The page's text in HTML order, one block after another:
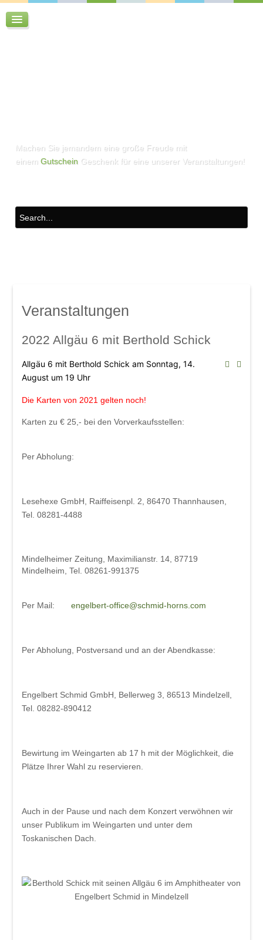
Machen Sie jemandem eine große Freude mit
einemGutschein Geschenk für eine unserer Veranstaltungen!
Galerien
Veranstaltungen
Heinrich del Core: Jetzt knommts
Münchner Theater für Kinder
Joy of Voice - The Greatest Hits
Herbstverkostung der Don Angel Weine
Buchung
Veranstaltungen
2022 Allgäu 6 mit Berthold Schick
Allgäu 6 mit Berthold Schick am Sonntag, 14.
August um 19 Uhr
Die Karten von 2021 gelten noch!
Karten zu € 25,- bei den Vorverkaufsstellen:
Per Abholung:
Lesehexe GmbH, Raiffeisenpl. 2, 86470 Thannhausen,
Tel. 08281-4488
Mindelheimer Zeitung, Maximilianstr. 14, 87719
Mindelheim, Tel. 08261-991375
Per Mail: engelbert-office@schmid-horns.com
Per Abholung, Postversand und an der Abendkasse:
Engelbert Schmid GmbH, Bellerweg 3, 86513 Mindelzell,
Tel. 08282-890412
Bewirtung im Weingarten ab 17 h mit der Möglichkeit, die
Plätze Ihrer Wahl zu reservieren.
Auch in der Pause und nach dem Konzertverwöhnen wir
unser Publikum im Weingarten und unter dem
Toskanischen Dach.